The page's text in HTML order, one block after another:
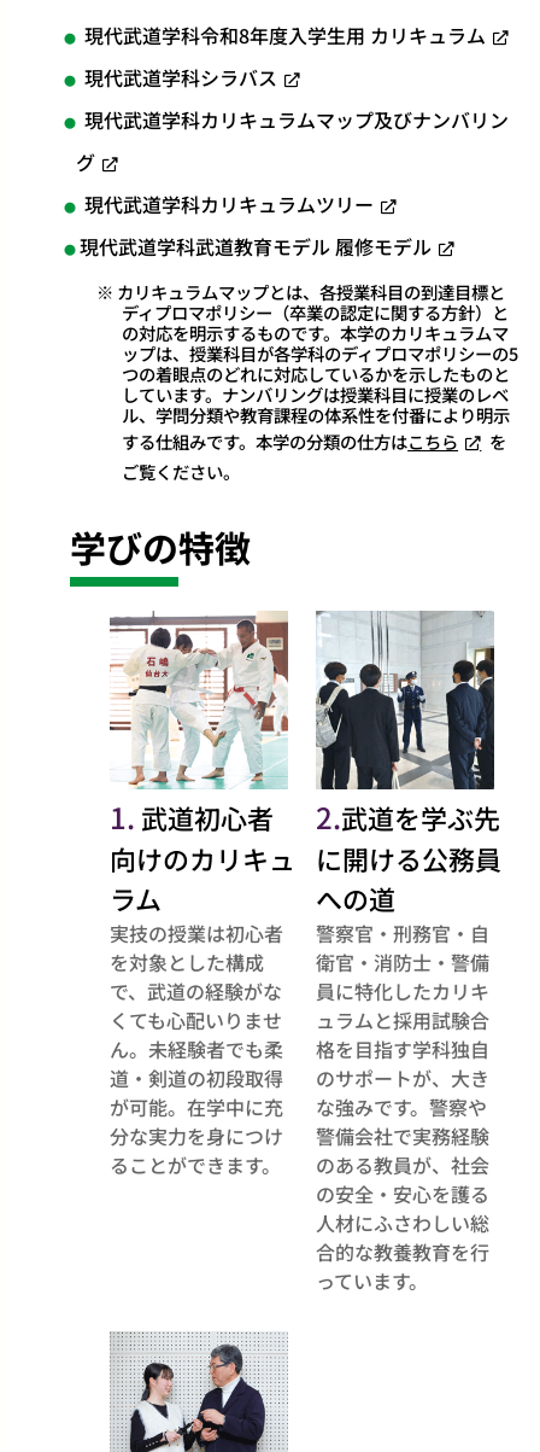
現代武道学科令和8年度入学生用 カリキュラム
現代武道学科シラバス
現代武道学科カリキュラムマップ及びナンバリン
グ
現代武道学科カリキュラムツリー
現代武道学科武道教育モデル 履修モデル
※ カリキュラムマップとは、各授業科目の到達目標と
ディプロマポリシー（卒業の認定に関する方針）と
の対応を明示するものです。本学のカリキュラムマ
ップは、授業科目が各学科のディプロマポリシーの5
つの着眼点のどれに対応しているかを示したものと
しています。ナンバリングは授業科目に授業のレベ
ル、学問分類や教育課程の体系性を付番により明示
する仕組みです。本学の分類の仕方はこちら
を
ご覧ください。
​学びの特徴
​1. 武道初心者
向けのカリキュ
ラム
実技の授業は初心者
を対象とした構成
で、武道の経験がな
くても心配いりませ
ん。未経験者でも柔
道・剣道の初段取得
が可能。在学中に充
分な実力を身につけ
ることができます。
​2.武道を学ぶ先
に開ける公務員
への道
警察官・刑務官・自
衛官・消防士・警備
員に特化したカリキ
ュラムと採用試験合
格を目指す学科独自
のサポートが、大き
な強みです。警察や
警備会社で実務経験
のある教員が、社会
の安全・安心を護る
人材にふさわしい総
合的な教養教育を行
っています。